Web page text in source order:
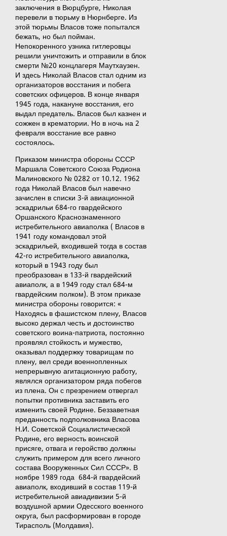
заключения в Вюрцбурге, Николая
перевели в тюрьму в Нюрнберге. Из
этой тюрьмы Власов тоже попытался
бежать, но был пойман.
Непокоренного узника гитлеровцы
решили уничтожить и отправили в блок
смерти №20 концлагеря Маутхаузен.
И здесь Николай Власов стал одним из
организаторов восстания и побега
советских офицеров. В конце января
1945 года, накануне восстания, его
выдал предатель. Власов был казнен и
сожжен в крематории. Но в ночь на 2
февраля восстание все равно
состоялось.
Приказом министра обороны СССР
Маршала Советского Союза Родиона
Малиновского № 0282 от 10.12. 1962
года Николай Власов был навечно
зачислен в списки 3-й авиационной
эскадрильи 684-го гвардейского
Оршанского Краснознаменного
истребительного авиаполка ( Власов в
1941 году командовал этой
эскадрильей, входившей тогда в состав
42-го истребительного авиаполка,
который в 1943 году был
преобразован в 133-й гвардейский
авиаполк, а в 1949 году стал 684-м
гвардейским полком). В этом приказе
министра обороны говорится: «
Находясь в фашистском плену, Власов
высоко держал честь и достоинство
советского воина-патриота, постоянно
проявлял стойкость и мужество,
оказывал поддержку товарищам по
плену, вел среди военнопленных
непрерывную агитационную работу,
являлся организатором ряда побегов
из плена. Он с презрением отвергал
попытки противника заставить его
изменить своей Родине. Беззаветная
преданность подполковника Власова
Н.И. Советской Социалистической
Родине, его верность воинской
присяге, отвага и геройство должны
служить примером для всего личного
состава Вооруженных Сил СССР». В
ноябре 1989 года 684-й гвардейский
авиаполк, входивший в состав 119-й
истребительной авиадивизии 5-й
воздушной армии Одесского военного
округа, был расформирован в городе
Тирасполь (Молдавия).